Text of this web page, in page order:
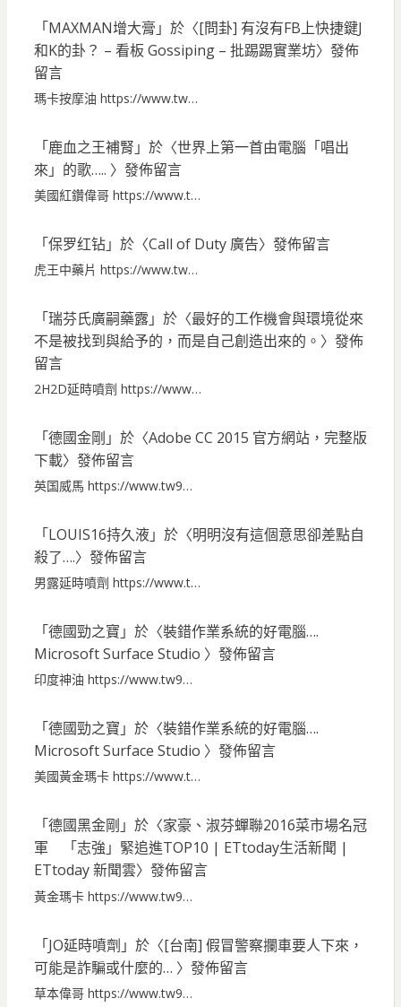
「MAXMAN增大膏 」於〈[問卦] 有沒有FB上快捷鍵J
和K的卦？ – 看板 Gossiping – 批踢踢實業坊〉發佈
留言
瑪卡按摩油 https://www.tw…
「鹿血之王補腎 」於〈世界上第一首由電腦「唱出
來」的歌….. 〉發佈留言
美國紅鑽偉哥 https://www.t…
「保罗红钻」於〈Call of Duty 廣告〉發佈留言
虎王中藥片 https://www.tw…
「瑞芬氏廣嗣藥露」於〈最好的工作機會與環境從來
不是被找到與給予的，而是自己創造出來的。 〉發佈
留言
2H2D延時噴劑 https://www…
「德國金剛 」於〈Adobe CC 2015 官方網站，完整版
下載〉發佈留言
英国威馬 https://www.tw9…
「LOUIS16持久液」於〈明明沒有這個意思卻差點自
殺了….〉發佈留言
男露延時噴劑 https://www.t…
「德國勁之寶 」於〈裝錯作業系統的好電腦….
Microsoft Surface Studio 〉發佈留言
印度神油 https://www.tw9…
「德國勁之寶 」於〈裝錯作業系統的好電腦….
Microsoft Surface Studio 〉發佈留言
美國黃金瑪卡 https://www.t…
「德國黑金剛 」於〈家豪、淑芬蟬聯2016菜市場名冠
軍 「志強」緊追進TOP10 | ETtoday生活新聞 |
ETtoday 新聞雲〉發佈留言
黃金瑪卡 https://www.tw9…
「JO延時噴劑 」於〈[台南] 假冒警察攔車要人下來，
可能是詐騙或什麼的… 〉發佈留言
草本偉哥 https://www.tw9…